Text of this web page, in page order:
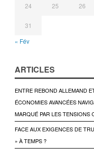
24 25 26
31
« Fév
ARTICLES
ENTRE REBOND ALLEMAND
ÉCONOMIES AVANCÉES
MARQUÉ PAR LES TENSIONS
FACE AUX EXIGENCES DE
» À TEMPS ?